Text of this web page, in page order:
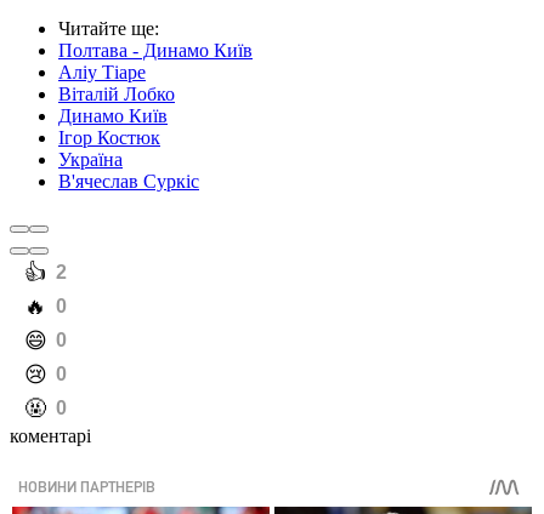
Читайте ще:
Полтава - Динамо Київ
Аліу Тіаре
Віталій Лобко
Динамо Київ
Ігор Костюк
Україна
В'ячеслав Суркіс
️👍 2
️🔥 0
️😄 0
️😢 0
️🤬 0
коментарі